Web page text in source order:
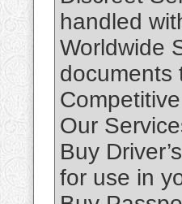
handled
Worldwide
documents
Our
Buy
for use in